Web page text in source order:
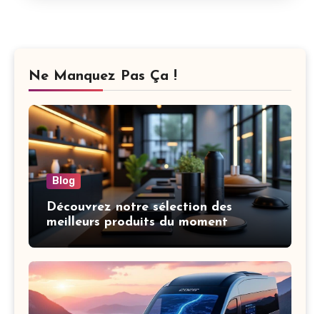
Ne Manquez Pas Ça !
Blog
Découvrez notre sélection des
meilleurs produits du moment